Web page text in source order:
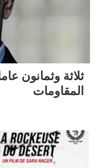
ثلاثة وثمانون
المقاومات